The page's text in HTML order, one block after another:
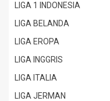
LIGA 1 INDONESIA
LIGA BELANDA
LIGA EROPA
LIGA INGGRIS
LIGA ITALIA
LIGA JERMAN